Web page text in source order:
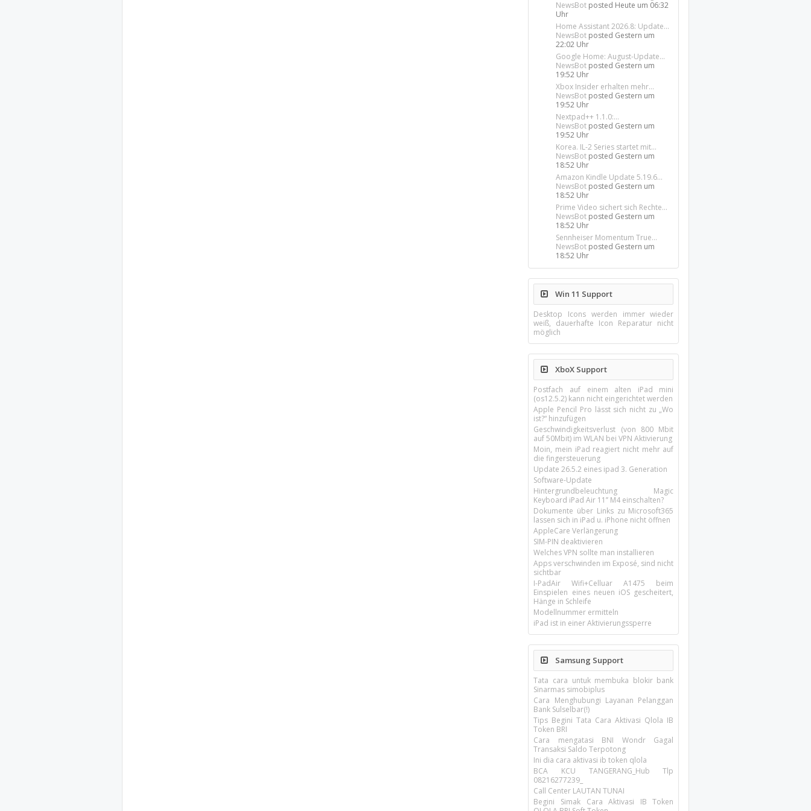
NewsBot posted Heute um 06:32
Uhr
Home Assistant 2026.8: Update...
NewsBot posted Gestern um
22:02 Uhr
Google Home: August-Update...
NewsBot posted Gestern um
19:52 Uhr
Xbox Insider erhalten mehr...
NewsBot posted Gestern um
19:52 Uhr
Nextpad++ 1.1.0:...
NewsBot posted Gestern um
19:52 Uhr
Korea. IL-2 Series startet mit...
NewsBot posted Gestern um
18:52 Uhr
Amazon Kindle Update 5.19.6...
NewsBot posted Gestern um
18:52 Uhr
Prime Video sichert sich Rechte...
NewsBot posted Gestern um
18:52 Uhr
Sennheiser Momentum True...
NewsBot posted Gestern um
18:52 Uhr
Win 11 Support
Desktop Icons werden immer wieder
weiß, dauerhafte Icon Reparatur nicht
möglich
XboX Support
Postfach auf einem alten iPad mini
(os12.5.2) kann nicht eingerichtet werden
Apple Pencil Pro lässt sich nicht zu „Wo
ist?“ hinzufügen
Geschwindigkeitsverlust (von 800 Mbit
auf 50Mbit) im WLAN bei VPN Aktivierung
Moin, mein iPad reagiert nicht mehr auf
die fingersteuerung
Update 26.5.2 eines ipad 3. Generation
Software-Update
Hintergrundbeleuchtung Magic
Keyboard iPad Air 11’’ M4 einschalten?
Dokumente über Links zu Microsoft365
lassen sich in iPad u. iPhone nicht öffnen
AppleCare Verlängerung
SIM-PIN deaktivieren
Welches VPN sollte man installieren
Apps verschwinden im Exposé, sind nicht
sichtbar
I-PadAir Wifi+Celluar A1475 beim
Einspielen eines neuen iOS gescheitert,
Hänge in Schleife
Modellnummer ermitteln
iPad ist in einer Aktivierungssperre
Samsung Support
Tata cara untuk membuka blokir bank
Sinarmas simobiplus
Cara Menghubungi Layanan Pelanggan
Bank Sulselbar(!)
Tips Begini Tata Cara Aktivasi Qlola IB
Token BRI
Cara mengatasi BNI Wondr Gagal
Transaksi Saldo Terpotong
Ini dia cara aktivasi ib token qlola
BCA KCU TANGERANG_Hub Tlp
08216277239_
Call Center LAUTAN TUNAI
Begini Simak Cara Aktivasi IB Token